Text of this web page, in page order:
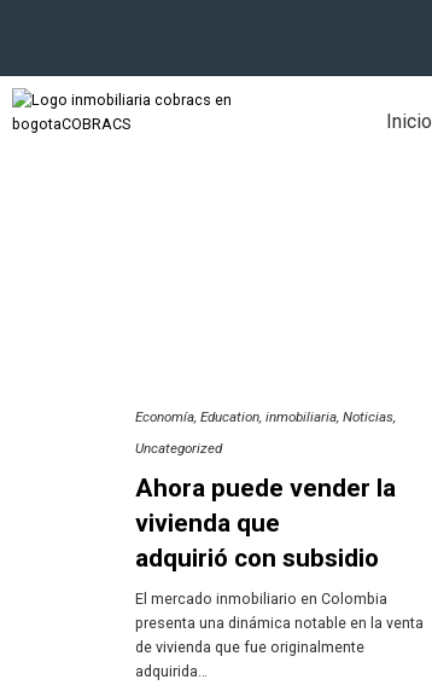
Inicio
Economía Education inmobiliaria Noticias
Uncategorized
Ahora puede vender la
vivienda que
adquirió con subsidio
El mercado inmobiliario en Colombia
presenta una dinámica notable en la venta
de vivienda que fue originalmente
adquirida…